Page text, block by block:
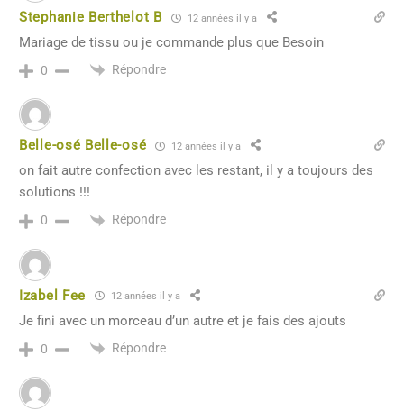
Stephanie Berthelot B 12 années il y a
Mariage de tissu ou je commande plus que Besoin
0 Répondre
Belle-osé Belle-osé 12 années il y a
on fait autre confection avec les restant, il y a toujours des
solutions !!!
0 Répondre
Izabel Fee 12 années il y a
Je fini avec un morceau d’un autre et je fais des ajouts
0 Répondre